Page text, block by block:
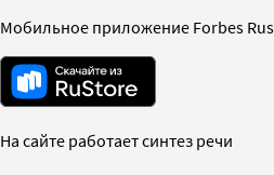
Мобильное приложение Forbes
На сайте работает синтез речи